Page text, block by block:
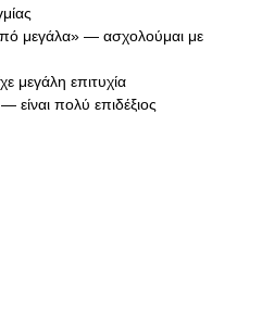
μεγάλα» — ασχολούμαι με
μεγάλη επιτυχία
είναι πολύ επιδέξιος